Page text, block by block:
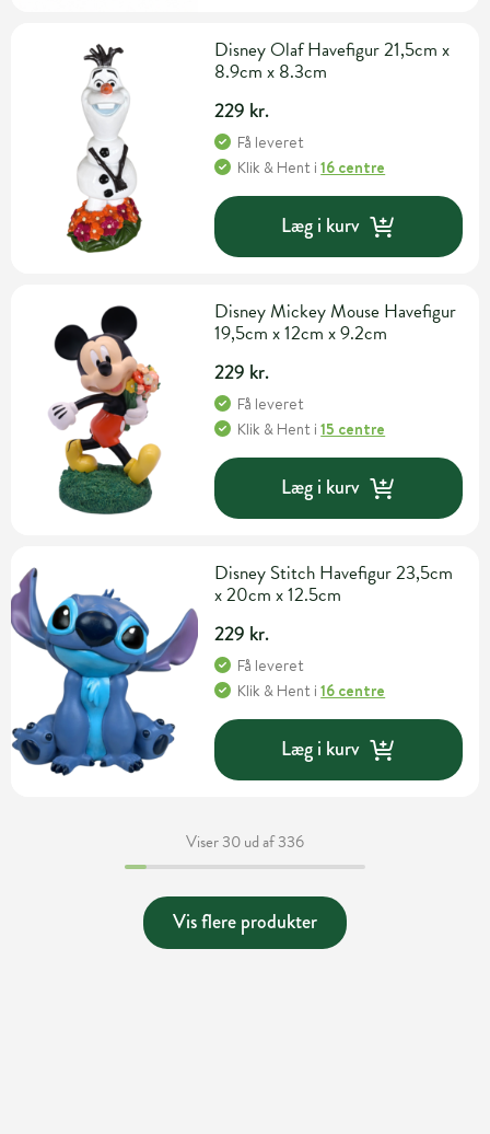
Disney Olaf Havefigur 21,5cm x
8.9cm x 8.3cm
229 kr.
Få leveret
Klik & Hent i16 centre
Læg i kurv
Disney Mickey Mouse Havefigur
19,5cm x 12cm x 9.2cm
229 kr.
Få leveret
Klik & Hent i15 centre
Læg i kurv
Disney Stitch Havefigur 23,5cm
x 20cm x 12.5cm
229 kr.
Få leveret
Klik & Hent i16 centre
Læg i kurv
Viser 30 ud af 336
Vis flere produkter